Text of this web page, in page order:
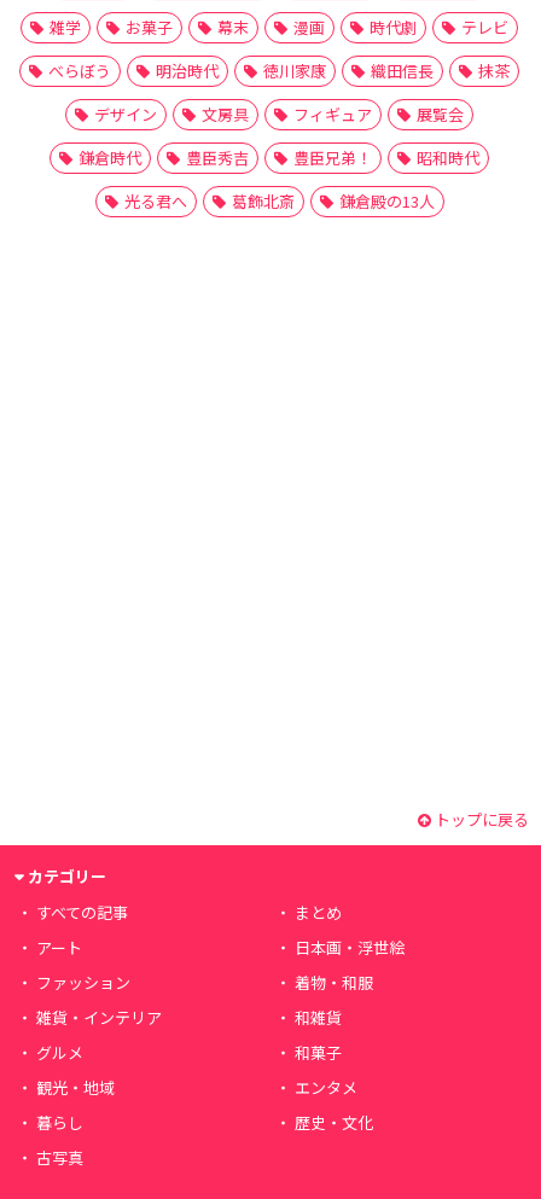
雑学
お菓子 幕末 漫画 時代劇
テレビ
べらぼう
明治時代 徳川家康 織田信長
抹茶
デザイン
文房具 フィギュア
展覧会
鎌倉時代
豊臣秀吉 豊臣兄弟！
昭和時代
光る君へ
葛飾北斎 鎌倉殿の13人
トップに戻る
カテゴリー
すべての記事
まとめ
アート
日本画・浮世絵
ファッション
着物・和服
雑貨・インテリア
和雑貨
グルメ
和菓子
観光・地域
エンタメ
暮らし
歴史・文化
古写真